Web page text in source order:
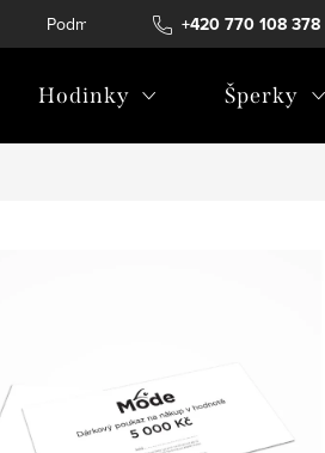
+420 770 108 378
Podmínky ochrany osobních údajů
Hodinky Šperky